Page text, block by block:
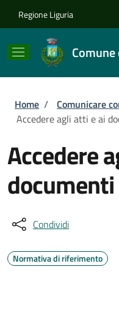
Regione Liguria
Briciole di
Home / Comunicare
Accedere agli atti e ai
Accedere
Condividi
Normativa di riferimento